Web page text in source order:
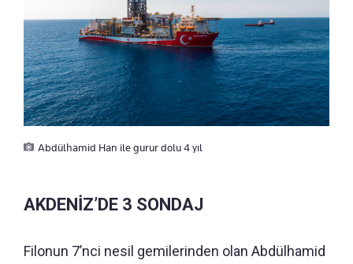
Abdülhamid Han ile gurur dolu 4 yıl
AKDENİZ’DE 3 SONDAJ
Filonun 7’nci nesil gemilerinden olan Abdülhamid